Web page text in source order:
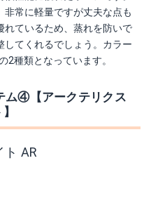
常に軽量ですが丈夫な点も
れているため、蒸れを防いで
してくれるでしょう。カラー
2種類となっています。
ム④【アークテリクス
AR